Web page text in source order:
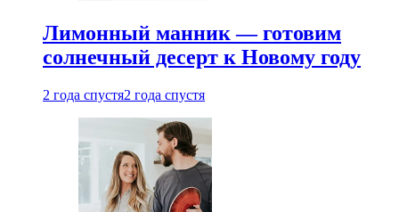
Лимонный манник — готовим
солнечный десерт к Новому году
2 года спустя2 года спустя